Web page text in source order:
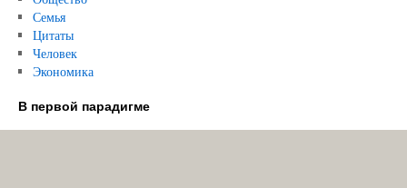
Семья
Цитаты
Человек
Экономика
В первой парадигме